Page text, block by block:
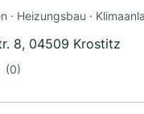
· Heizungsbau ·
8, 04509 Krostitz
(0)